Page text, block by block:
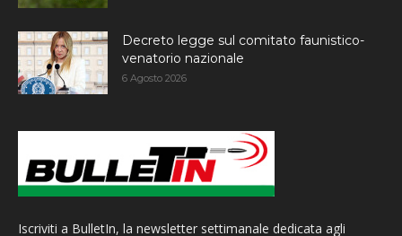
Decreto legge sul comitato faunistico-
venatorio nazionale
6 Agosto 2026
Iscriviti a BulletIn, la newsletter settimanale dedicata agli